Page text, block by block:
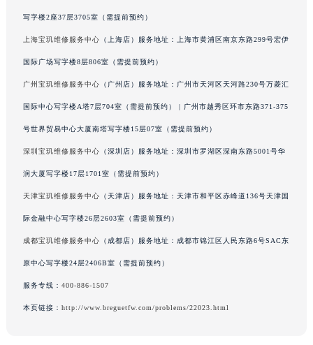
四川省德阳市旌阳区长江西路、南街宝玑售后服务中心（需提前预约）
四川省广安市广安区建安南路宝玑售后服务中心（需提前预约）
四川省眉山市东坡区三苏路宝玑售后服务中心（需提前预约）
四川省绵阳市涪城区翠花街宝玑售后服务中心（需提前预约）
四川省南充市高坪区江东大道宝玑售后服务中心（需提前预约）
四川省内江市东兴区汉安大道宝玑售后服务中心（需提前预约）
写字楼2座37层3705室（需提前预约）
上海宝玑维修服务中心 （上海店）服务地址：上海市黄浦区南京东路299号宏伊
国际广场写字楼8层806室（需提前预约）
广州宝玑维修服务中心 （广州店）服务地址：广州市天河区天河路230号万菱汇
国际中心写字楼A塔7层704室（需提前预约） | 广州市越秀区环市东路371-375
号世界贸易中心大厦南塔写字楼15层07室（需提前预约）
深圳宝玑维修服务中心 （深圳店）服务地址：深圳市罗湖区深南东路5001号华
润大厦写字楼17层1701室（需提前预约）
天津宝玑维修服务中心 （天津店）服务地址：天津市和平区赤峰道136号天津国
际金融中心写字楼26层2603室（需提前预约）
成都宝玑维修服务中心 （成都店）服务地址：成都市锦江区人民东路6号SAC东
原中心写字楼24层2406B室（需提前预约）
服务专线： 400-886-1507
本页链接： http://www.breguetfw.com/problems/22023.html